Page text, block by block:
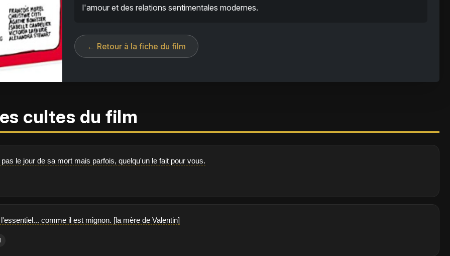
l'amour et des relations sentimentales modernes.
← Retour à la fiche du film
cultes du film
le jour de sa mort mais parfois, quelqu'un le fait pour vous.
comme il est mignon. [la mère de Valentin]